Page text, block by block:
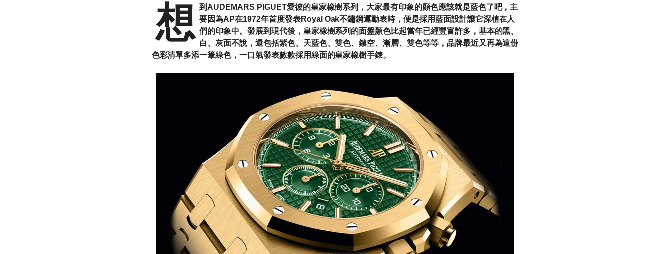
想 到AUDEMARS PIGUET愛彼的皇家橡樹系列，大家最有印象的顏色應該就是藍色了吧，主
要因為AP在1972年首度發表Royal Oak不鏽鋼運動表時，便是採用藍面設計讓它深植在人
們的印象中。發展到現代後，皇家橡樹系列的面盤顏色比起當年已經豐富許多，基本的黑、
白、灰面不說，還包括紫色、天藍色、雙色、鏤空、漸層、雙色等等，品牌最近又再為這份
色彩清單多添一筆綠色，一口氣發表數款採用綠面的皇家橡樹手錶。